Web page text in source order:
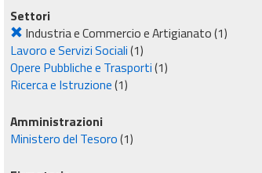
Settori
Industria e Commercio e Artigianato(1)
Lavoro e Servizi Sociali(1)
Opere Pubbliche e Trasporti(1)
Ricerca e Istruzione(1)
Amministrazioni
Ministero del Tesoro(1)